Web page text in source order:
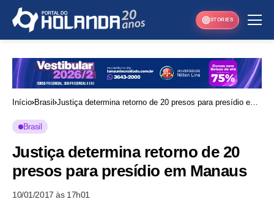
STORIES
Início Brasil Justiça determina retorno de 20 presos para presídio em
Brasil
Justiça determina retorno de 20
presos para presídio em Manaus
10/01/2017 às 17h01